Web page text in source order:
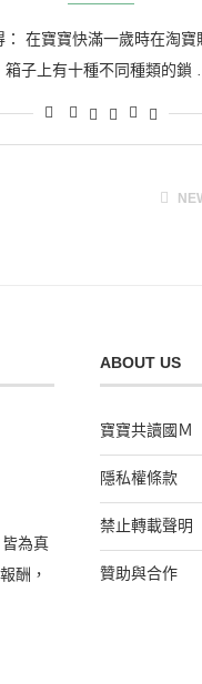
： 在寶寶快滿一歲時在淘寶
箱子上有十種不同種類的鎖
為真
酬，
ABOUT US
寶寶共讀國Ｍ
隱私權條款
禁止轉載聲明
贊助與合作